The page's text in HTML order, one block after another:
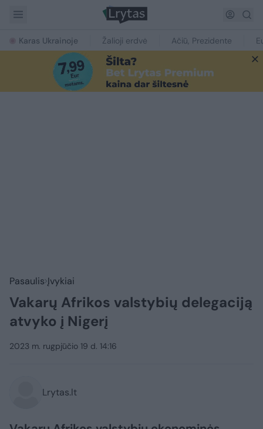
Karas Ukrainoje Žalioji erdvė Ačiū, Prezidente
Pasaulis Įvykiai
Vakarų Afrikos valstybių delegaciją
atvyko į Nigerį
2023 m. rugpjūčio 19 d. 14:16
Lrytas.lt